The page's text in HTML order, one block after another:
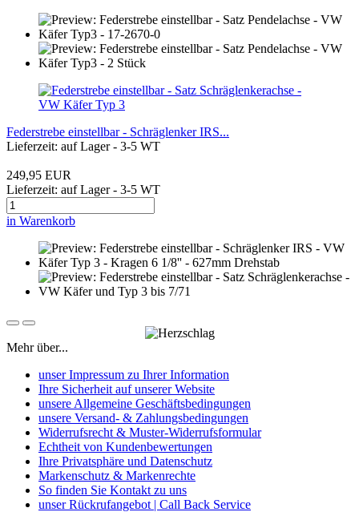
Federstrebe einstellbar - Schräglenker IRS...
Lieferzeit: auf Lager - 3-5 WT
249,95 EUR
Lieferzeit: auf Lager - 3-5 WT
in Warenkorb
Mehr über...
unser Impressum zu Ihrer Information
Ihre Sicherheit auf unserer Website
unsere Allgemeine Geschäftsbedingungen
unsere Versand- & Zahlungsbedingungen
Widerrufsrecht & Muster-Widerrufsformular
Echtheit von Kundenbewertungen
Ihre Privatsphäre und Datenschutz
Markenschutz & Markenrechte
So finden Sie Kontakt zu uns
unser Rückrufangebot | Call Back Service